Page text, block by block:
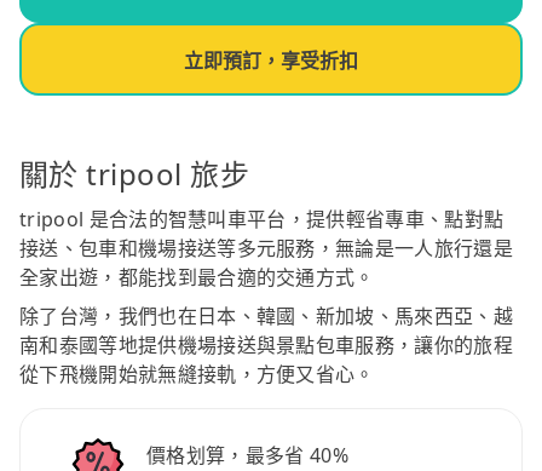
立即預訂，享受折扣
關於 tripool 旅步
tripool 是合法的智慧叫車平台，提供輕省專車、點對點
接送、包車和機場接送等多元服務，無論是一人旅行還是
全家出遊，都能找到最合適的交通方式。
除了台灣，我們也在日本、韓國、新加坡、馬來西亞、越
南和泰國等地提供機場接送與景點包車服務，讓你的旅程
從下飛機開始就無縫接軌，方便又省心。
價格划算，最多省 40%